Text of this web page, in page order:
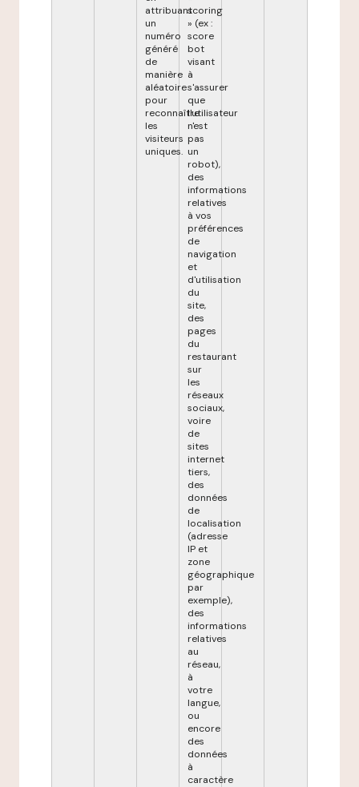
attribuant
un
numéro
généré
de
manière
aléatoire
pour
reconnaître
les
visiteurs
uniques.
scoring
» (ex :
score
bot
visant
à
s'assurer
que
l'utilisateur
n'est
pas
un
robot),
des
informations
relatives
à vos
préférences
de
navigation
et
d'utilisation
du
site,
des
pages
du
restaurant
sur
les
réseaux
sociaux,
voire
de
sites
internet
tiers,
des
données
de
localisation
(adresse
IP et
zone
géographique
par
exemple),
des
informations
relatives
au
réseau,
à
votre
langue,
ou
encore
des
données
à
caractère